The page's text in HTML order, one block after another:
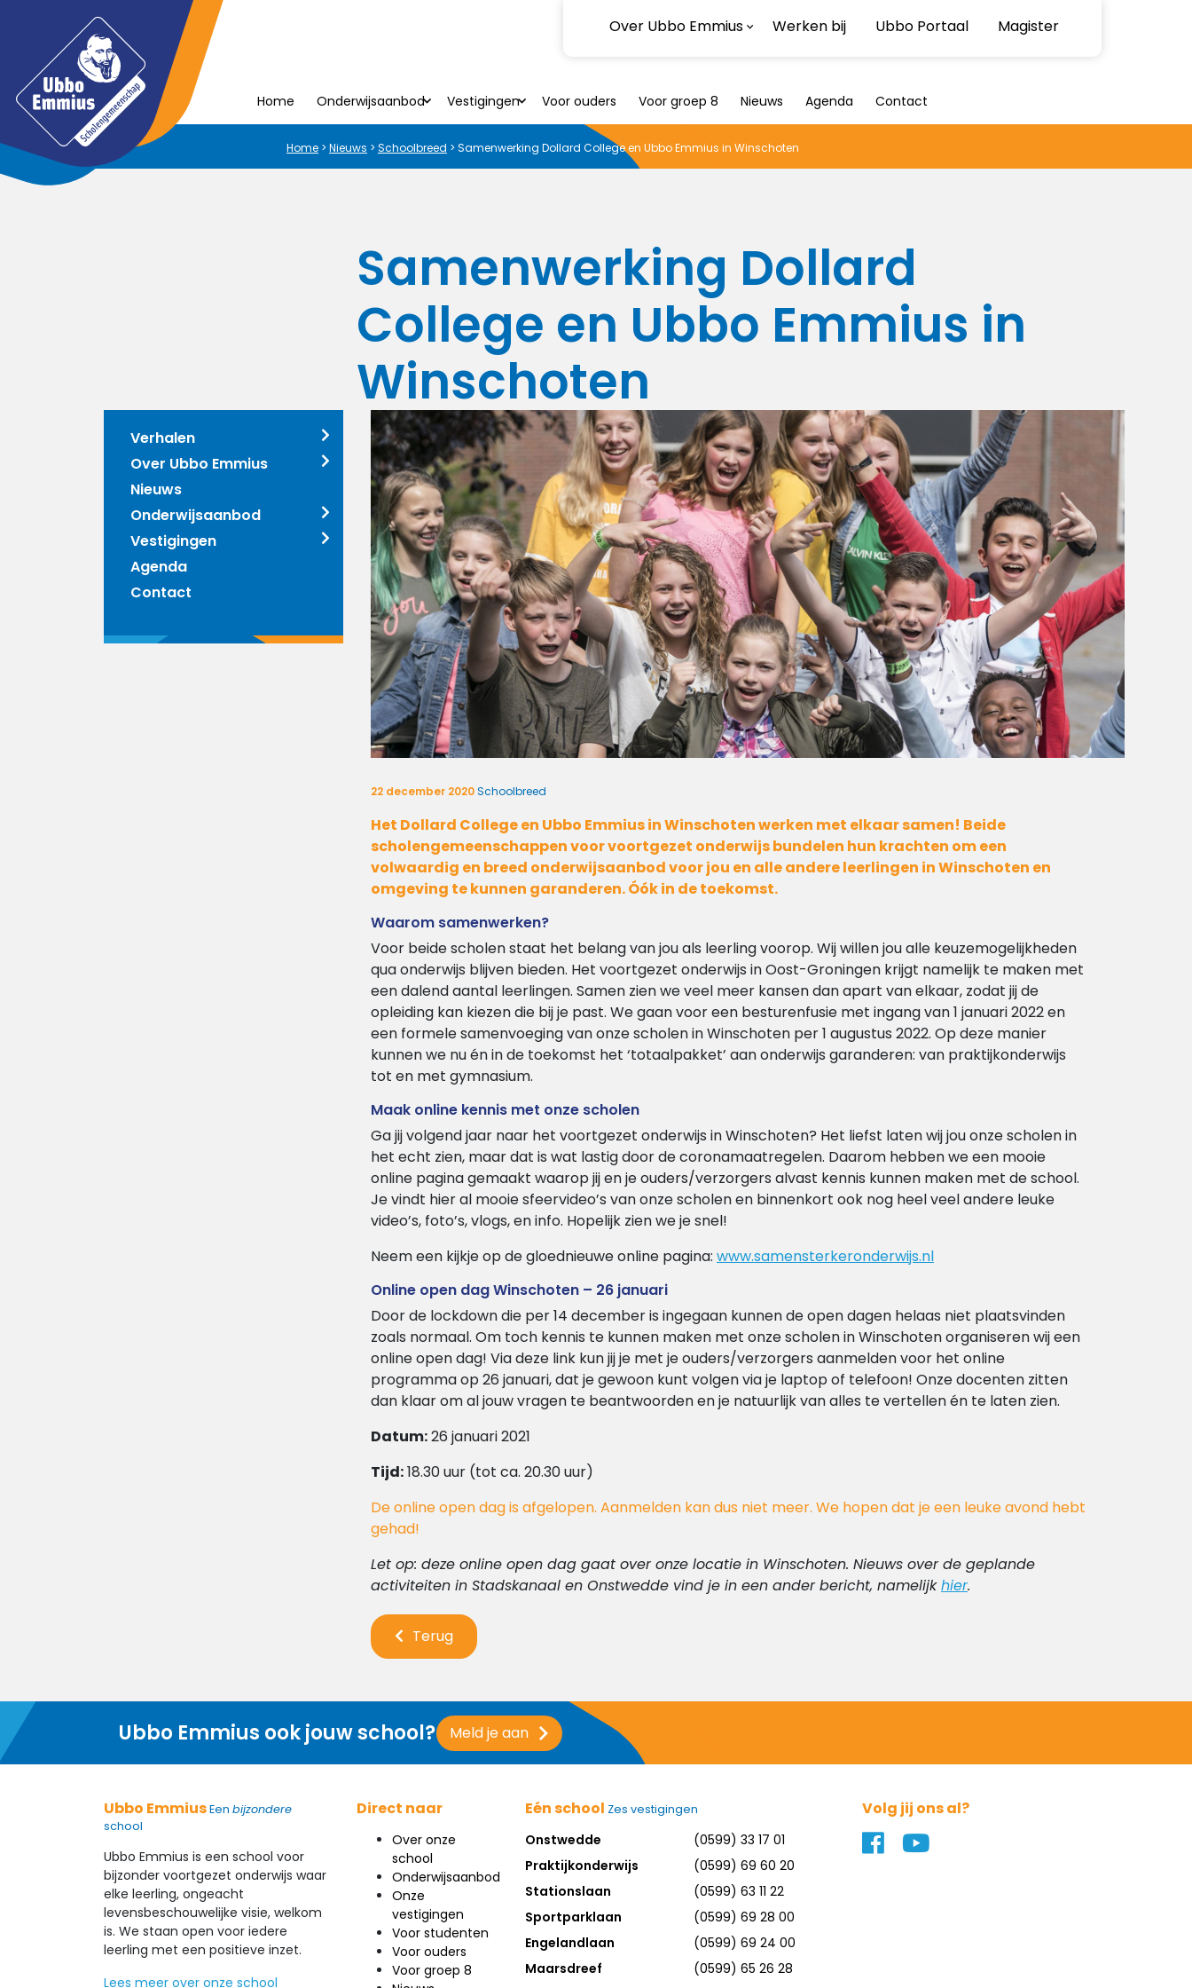
Home Onderwijsaanbod Vestigingen Voor ouders Voor groep 8 Nieuws Agenda Contact
Over Ubbo Emmius Werken bij Ubbo Portaal Magister
Home > Nieuws > Schoolbreed > Samenwerking Dollard College en Ubbo Emmius in Winschoten
Samenwerking Dollard
College en Ubbo Emmius in
Winschoten
Verhalen
Over Ubbo Emmius
Nieuws
Onderwijsaanbod
Vestigingen
Agenda
Contact
22 december 2020Schoolbreed
Het Dollard College en Ubbo Emmius in Winschoten werken met elkaar samen! Beide
scholengemeenschappen voor voortgezet onderwijs bundelen hun krachten om een
volwaardig en breed onderwijsaanbod voor jou en alle andere leerlingen in Winschoten en
omgeving te kunnen garanderen. Óók in de toekomst.
Waarom samenwerken?
Voor beide scholen staat het belang van jou als leerling voorop. Wij willen jou alle keuzemogelijkheden
qua onderwijs blijven bieden. Het voortgezet onderwijs in Oost-Groningen krijgt namelijk te maken met
een dalend aantal leerlingen. Samen zien we veel meer kansen dan apart van elkaar, zodat jij de
opleiding kan kiezen die bij je past. We gaan voor een besturenfusie met ingang van 1 januari 2022 en
een formele samenvoeging van onze scholen in Winschoten per 1 augustus 2022. Op deze manier
kunnen we nu én in de toekomst het ‘totaalpakket’ aan onderwijs garanderen: van praktijkonderwijs
tot en met gymnasium.
Maak online kennis met onze scholen
Ga jij volgend jaar naar het voortgezet onderwijs in Winschoten? Het liefst laten wij jou onze scholen in
het echt zien, maar dat is wat lastig door de coronamaatregelen. Daarom hebben we een mooie
online pagina gemaakt waarop jij en je ouders/verzorgers alvast kennis kunnen maken met de school.
Je vindt hier al mooie sfeervideo’s van onze scholen en binnenkort ook nog heel veel andere leuke
video’s, foto’s, vlogs, en info. Hopelijk zien we je snel!
Neem een kijkje op de gloednieuwe online pagina: www.samensterkeronderwijs.nl
Online open dag Winschoten – 26 januari
Door de lockdown die per 14 december is ingegaan kunnen de open dagen helaas niet plaatsvinden
zoals normaal. Om toch kennis te kunnen maken met onze scholen in Winschoten organiseren wij een
online open dag! Via deze link kun jij je met je ouders/verzorgers aanmelden voor het online
programma op 26 januari, dat je gewoon kunt volgen via je laptop of telefoon! Onze docenten zitten
dan klaar om al jouw vragen te beantwoorden en je natuurlijk van alles te vertellen én te laten zien.
Datum:26 januari 2021
Tijd:18.30 uur (tot ca. 20.30 uur)
De online open dag is afgelopen. Aanmelden kan dus niet meer. We hopen dat je een leuke avond hebt
gehad!
Let op: deze online open dag gaat over onze locatie in Winschoten. Nieuws over de geplande
activiteiten in Stadskanaal en Onstwedde vind je in een ander bericht, namelijkhier.
Terug
Ubbo Emmius ook jouw school? Meld je aan
Ubbo EmmiusEen bijzondere
school
Ubbo Emmius is een school voor
bijzonder voortgezet onderwijs waar
elke leerling, ongeacht
levensbeschouwelijke visie, welkom
is. We staan open voor iedere
leerling met een positieve inzet.
Lees meer over onze school
Direct naar
Over onze
school
Onderwijsaanbod
Onze
vestigingen
Voor studenten
Voor ouders
Voor groep 8
Eén school Zes vestigingen
Onstwedde
(0599) 33 17 01
Praktijkonderwijs
(0599) 69 60 20
Stationslaan
(0599) 63 11 22
Sportparklaan
(0599) 69 28 00
Engelandlaan
(0599) 69 24 00
Maarsdreef
(0599) 65 26 28
Volg jij ons al?
Naar ons Facebook profiel